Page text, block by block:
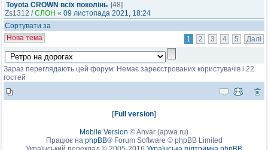
Toyota CROWN всіх поколінь [48]
Zs1312 /СЛОН « 09 листопада 2021, 18:24
Сортувати за
1
2 3 4 5 Далі
Нова тема
Зараз переглядають цей форум: Немає зареєстрованих користувачів і 22
гостей
[Full version]
Mobile Version ©Anvar (apwa.ru)
Працює на phpBB® Forum Software © phpBB Limited